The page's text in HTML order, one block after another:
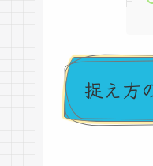
捉え方